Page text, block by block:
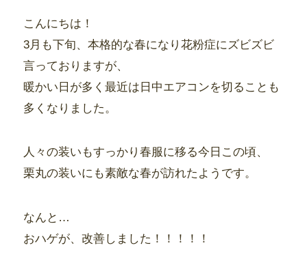
こんにちは！
3月も下旬、本格的な春になり花粉症にズビズビ
言っておりますが、
暖かい日が多く最近は日中エアコンを切ることも
多くなりました。
人々の装いもすっかり春服に移る今日この頃、
栗丸の装いにも素敵な春が訪れたようです。
なんと…
おハゲが、改善しました！！！！！